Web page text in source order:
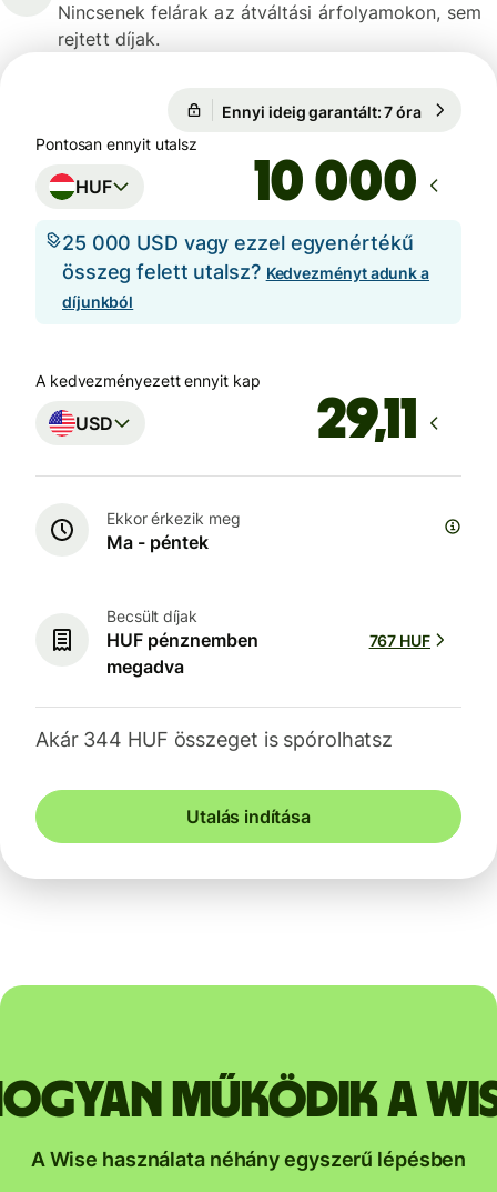
Nincsenek felárak az átváltási árfolyamokon, sem
rejtett díjak.
Ennyi ideig garantált: 7 óra
Pontosan ennyit utalsz
HUF
25 000 USD vagy ezzel egyenértékű
összeg felett utalsz? Kedvezményt adunk a
díjunkból
A kedvezményezett ennyit kap
USD
Ekkor érkezik meg
Ma - péntek
Becsült díjak
HUF pénznemben
megadva
767 HUF
Akár 344 HUF összeget is spórolhatsz
Utalás indítása
működik a
A Wise használata néhány egyszerű lépésben